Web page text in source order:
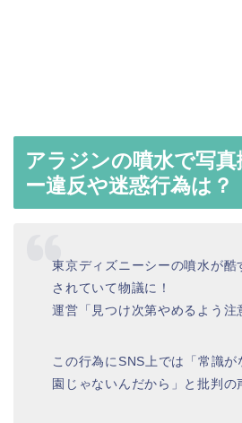
アラジンの噴水で写
ー違反や迷惑行為は？
東京ディズニーシーの噴水が酷
されていて物議に！
運営「見つけ次第やめるよう注
この行為にSNS上では「常識
園じゃないんだから」と批判の